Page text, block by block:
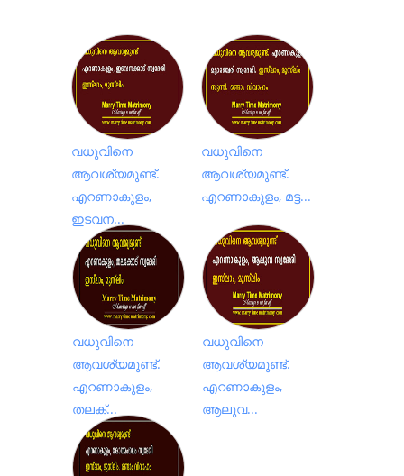
വധുവിനെ
ആവശ്യമുണ്ട്.
എറണാകുളം,
ഇടവന...
വധുവിനെ
ആവശ്യമുണ്ട്.
എറണാകുളം, മട്ട...
വധുവിനെ
ആവശ്യമുണ്ട്.
എറണാകുളം,
തലക്...
വധുവിനെ
ആവശ്യമുണ്ട്.
എറണാകുളം,
ആലുവ...